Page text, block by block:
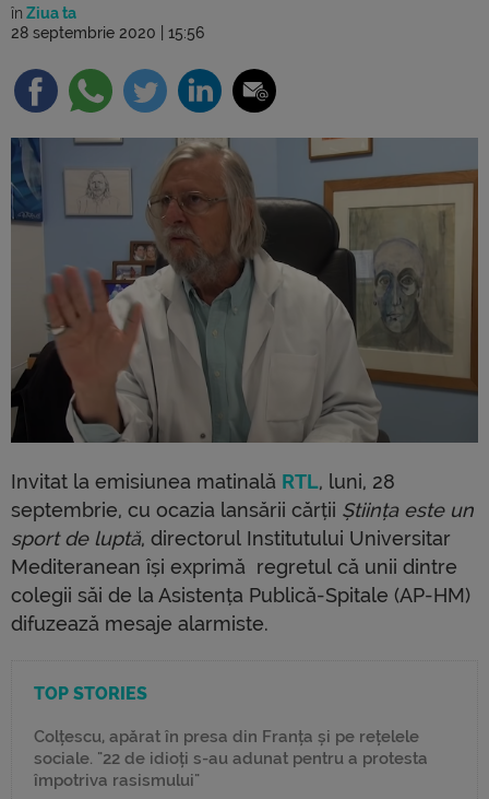
în Ziua ta
28 septembrie 2020 | 15:56
Invitat la emisiunea matinală RTL, luni, 28
septembrie, cu ocazia lansării cărții Știința este un
sport de luptă, directorul Institutului Universitar
Mediteranean își exprimă regretul că unii dintre
colegii săi de la Asistența Publică-Spitale (AP-HM)
difuzează mesaje alarmiste.
TOP STORIES
Colțescu, apărat în presa din Franța și pe rețelele
sociale. "22 de idioți s-au adunat pentru a protesta
împotriva rasismului"